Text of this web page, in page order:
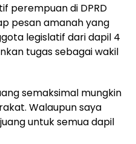
perempuan di DPRD
pesan amanah yang
legislatif dari dapil 4
tugas sebagai wakil
semaksimal mungkin
Walaupun saya
untuk semua dapil